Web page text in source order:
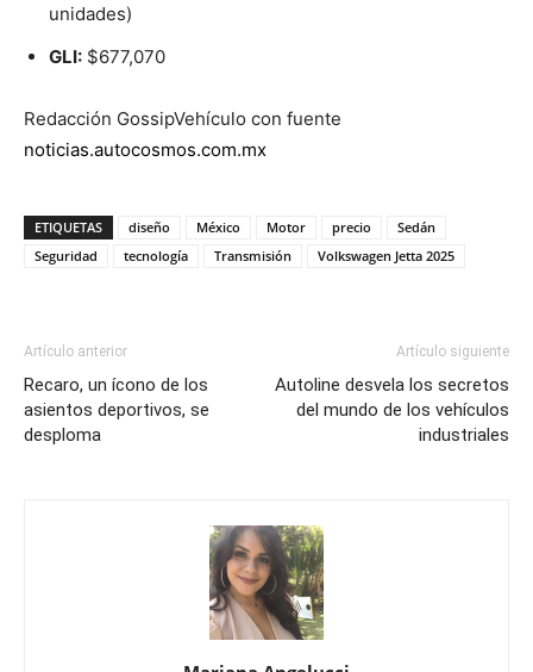
unidades)
GLI: $677,070
Redacción GossipVehículo con fuente
noticias.autocosmos.com.mx
ETIQUETAS diseño México Motor precio
Sedán
Seguridad
tecnología Transmisión Volkswagen Jetta 2025
Artículo anterior
Recaro, un ícono de los
asientos deportivos, se
desploma
Artículo siguiente
Autoline desvela los secretos
del mundo de los vehículos
industriales